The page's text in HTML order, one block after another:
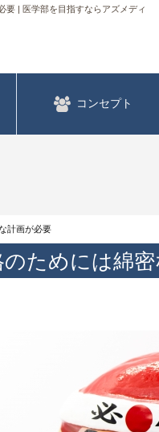
| 医学部を目指すならアズメディ
コンセプト
計画が必要
ためには綿密